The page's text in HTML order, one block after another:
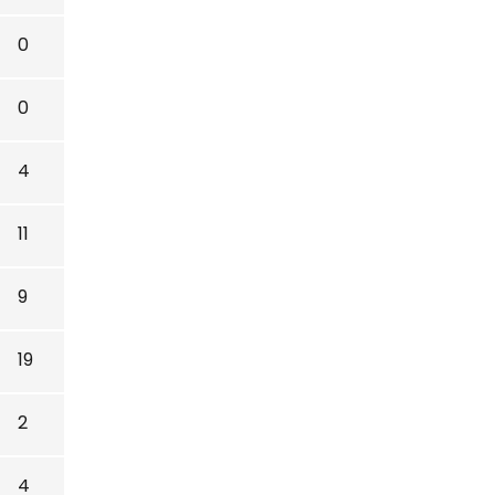
0
0
4
11
9
19
2
4